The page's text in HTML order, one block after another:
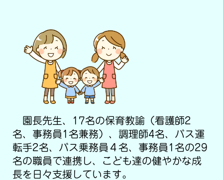
園長先生、17名の保育教諭（看護師2
名、事務員1名兼務）、調理師4名、バス運
転手2名、バス乗務員４名、事務員1名の29
名の職員で連携し、こども達の健やかな成
長を日々支援しています。